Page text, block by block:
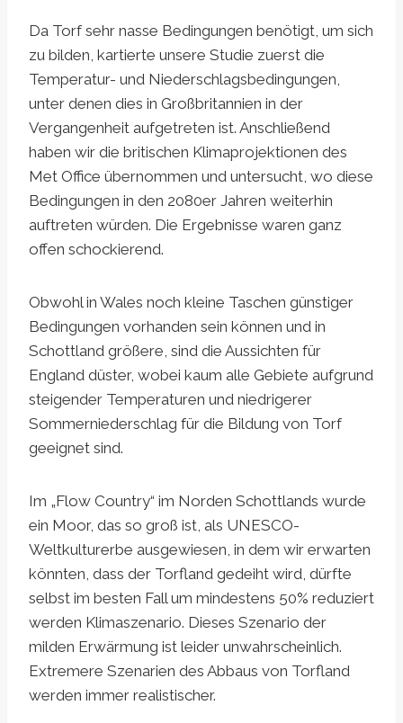
Da Torf sehr nasse Bedingungen benötigt, um sich
zu bilden, kartierte unsere Studie zuerst die
Temperatur- und Niederschlagsbedingungen,
unter denen dies in Großbritannien in der
Vergangenheit aufgetreten ist. Anschließend
haben wir die britischen Klimaprojektionen des
Met Office übernommen und untersucht, wo diese
Bedingungen in den 2080er Jahren weiterhin
auftreten würden. Die Ergebnisse waren ganz
offen schockierend.
Obwohl in Wales noch kleine Taschen günstiger
Bedingungen vorhanden sein können und in
Schottland größere, sind die Aussichten für
England düster, wobei kaum alle Gebiete aufgrund
steigender Temperaturen und niedrigerer
Sommerniederschlag für die Bildung von Torf
geeignet sind.
Im „Flow Country“ im Norden Schottlands wurde
ein Moor, das so groß ist, als UNESCO-
Weltkulturerbe ausgewiesen, in dem wir erwarten
könnten, dass der Torfland gedeiht wird, dürfte
selbst im besten Fall um mindestens 50% reduziert
werden Klimaszenario. Dieses Szenario der
milden Erwärmung ist leider unwahrscheinlich.
Extremere Szenarien des Abbaus von Torfland
werden immer realistischer.